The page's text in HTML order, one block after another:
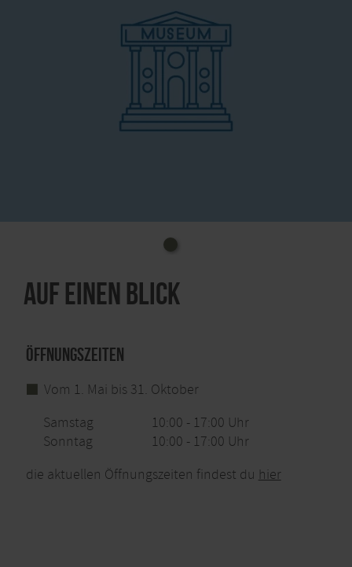
zu Einsätzen in Kriegen, bei Naturkatastrophen und
Fluchtbewegungen. Zahlreiche Exponate und 40
Medienstationen machen die Geschichte
anschaulich und laden dich dazu ein, die Bedeutung
von Menschlichkeit und ehrenamtlichem
Engagement neu zu entdecken.
Auf einen Blick
Öffnungszeiten
Vom 1. Mai bis 31. Oktober
Samstag
10:00 - 17:00 Uhr
Sonntag
10:00 - 17:00 Uhr
die aktuellen Öffnungszeiten findest du hier